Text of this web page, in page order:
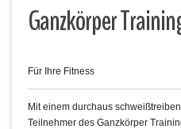
Ganzkörper
Für Ihre Fitness
Mit einem durchaus
Teilnehmer des Ganzkörper